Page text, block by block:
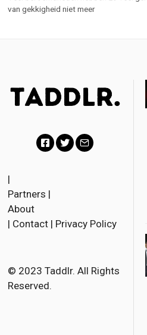
van gekkigheid niet meer
c
o
k
r
l
|
Partners |
About
| Contact | Privacy Policy
© 2023 Taddlr. All Rights
Reserved.